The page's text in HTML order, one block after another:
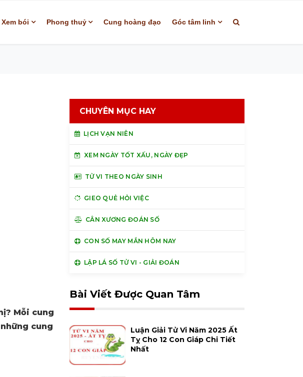
bói Phong thuỷ Cung hoàng đạo Góc tâm linh
Mỗi cung
cung
CHUYÊN MỤC HAY
LỊCH VẠN NIÊN
XEM NGÀY TỐT XẤU, NGÀY ĐẸP
TỬ VI THEO NGÀY SINH
GIEO QUẺ HỎI VIỆC
CÂN XƯƠNG ĐOÁN SỐ
CON SỐ MAY MẮN HÔM NAY
LẬP LÁ SỐ TỬ VI - GIẢI ĐOÁN
Bài Viết Được Quan Tâm
Luận Giải Tử Vi Năm 2025 Ất
Tỵ Cho 12 Con Giáp Chi Tiết
Nhất